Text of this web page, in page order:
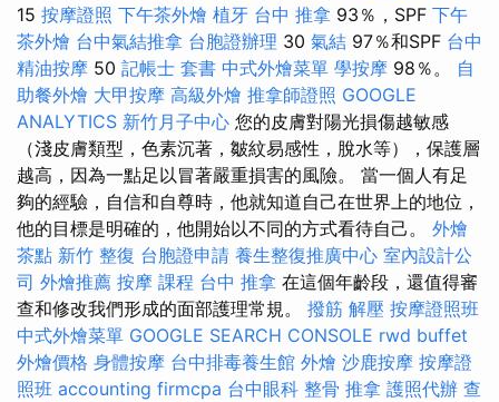
15 按摩證照 下午茶外燴 植牙 台中 推拿 93％，SPF 下午
茶外燴 台中氣結推拿 台胞證辦理 30 氣結 97％和SPF 台中
精油按摩 50 記帳士 套書 中式外燴菜單 學按摩 98％。 自
助餐外燴 大甲按摩 高級外燴 推拿師證照 GOOGLE
ANALYTICS 新竹月子中心 您的皮膚對陽光損傷越敏感
（淺皮膚類型，色素沉著，皺紋易感性，脫水等），保護層
越高，因為一點足以冒著嚴重損害的風險。 當一個人有足
夠的經驗，自信和自尊時，他就知道自己在世界上的地位，
他的目標是明確的，他開始以不同的方式看待自己。 外燴
茶點 新竹 整復 台胞證申請 養生整復推廣中心 室內設計公
司 外燴推薦 按摩 課程 台中 推拿 在這個年齡段，還值得審
查和修改我們形成的面部護理常規。 撥筋 解壓 按摩證照班
中式外燴菜單 GOOGLE SEARCH CONSOLE rwd buffet
外燴價格 身體按摩 台中排毒養生館 外燴 沙鹿按摩 按摩證
照班 accounting firmcpa 台中眼科 整骨 推拿 護照代辦 查